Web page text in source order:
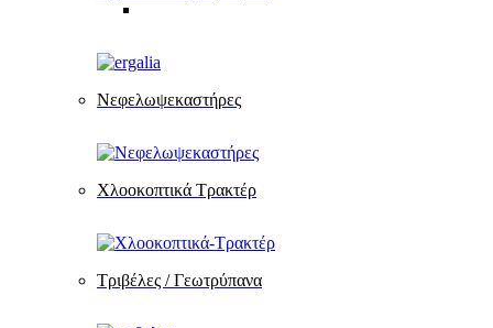
Νεφελωψεκαστήρες
Χλοοκοπτικά Τρακτέρ
Τριβέλες / Γεωτρύπανα